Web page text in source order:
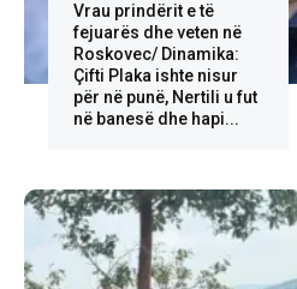
Vrau prindërit e të
fejuarës dhe veten në
Roskovec/ Dinamika:
Çifti Plaka ishte nisur
për në punë, Nertili u fut
në banesë dhe hapi...